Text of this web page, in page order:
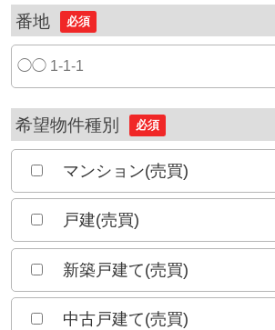
番地 必須
希望物件種別 必須
マンション(売買)
戸建(売買)
新築戸建て(売買)
中古戸建て(売買)